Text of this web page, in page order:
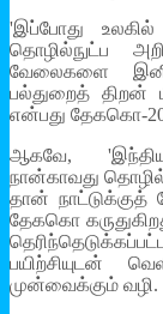
'இப்போது
தொழில்நுட்ப
வேலைகளை இனி
பல்துறைத் திறன்
என்பது தேககொ-
ஆகவே,
நான்காவது
தான்
தேககொ
பயிற்சியுடன்
முன்வைக்கும் வழி.